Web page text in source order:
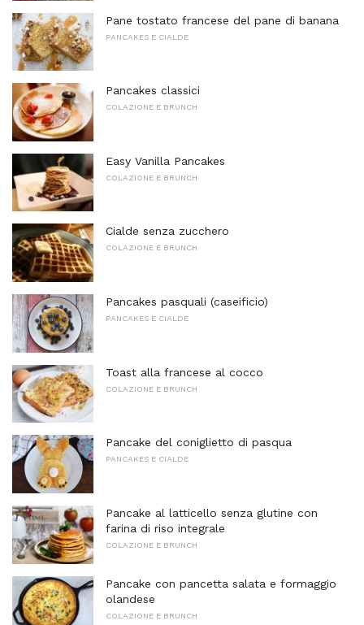
Pane tostato francese del pane di banana
PANCAKES E CIALDE
Pancakes classici
COLAZIONE E BRUNCH
Easy Vanilla Pancakes
COLAZIONE E BRUNCH
Cialde senza zucchero
COLAZIONE E BRUNCH
Pancakes pasquali (caseificio)
PANCAKES E CIALDE
Toast alla francese al cocco
COLAZIONE E BRUNCH
Pancake del coniglietto di pasqua
PANCAKES E CIALDE
Pancake al latticello senza glutine con
farina di riso integrale
COLAZIONE E BRUNCH
Pancake con pancetta salata e formaggio
olandese
COLAZIONE E BRUNCH